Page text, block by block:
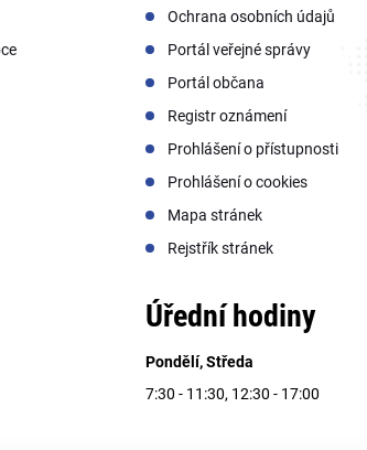
Ochrana osobních údajů
Portál veřejné správy
Portál občana
Registr oznámení
Prohlášení o přístupnosti
Prohlášení o cookies
Mapa stránek
Rejstřík stránek
Úřední hodiny
Pondělí, Středa
7:30 - 11:30, 12:30 - 17:00